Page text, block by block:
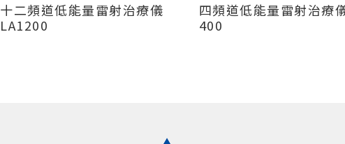
十二頻道低能量雷射治療儀
LA1200
四頻道低能量雷射治療
400